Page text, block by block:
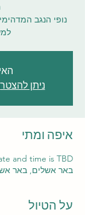
נופי הנגב
ניתן
איפה ומתי
and time is TBD
באר אשלים, באר
על הטיול